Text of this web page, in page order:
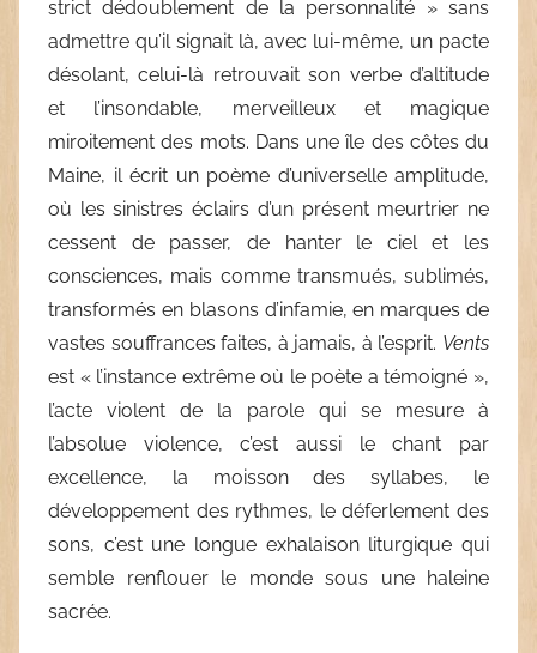
strict dédoublement de la personnalité » sans
admettre qu’il signait là, avec lui-même, un pacte
désolant, celui-là retrouvait son verbe d’altitude
et l’insondable, merveilleux et magique
miroitement des mots. Dans une île des côtes du
Maine, il écrit un poème d’universelle amplitude,
où les sinistres éclairs d’un présent meurtrier ne
cessent de passer, de hanter le ciel et les
consciences, mais comme transmués, sublimés,
transformés en blasons d’infamie, en marques de
vastes souffrances faites, à jamais, à l’esprit. Vents
est « l’instance extrême où le poète a témoigné »,
l’acte violent de la parole qui se mesure à
l’absolue violence, c’est aussi le chant par
excellence, la moisson des syllabes, le
développement des rythmes, le déferlement des
sons, c’est une longue exhalaison liturgique qui
semble renflouer le monde sous une haleine
sacrée.